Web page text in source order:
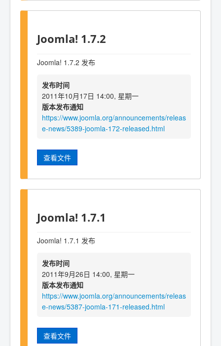
Joomla! 1.7.2
Joomla! 1.7.2 发布
发布时间
2011年10月17日 14:00, 星期一
版本发布通知
https://www.joomla.org/announcements/releas
e-news/5389-joomla-172-released.html
查看文件
Joomla! 1.7.1
Joomla! 1.7.1 发布
发布时间
2011年9月26日 14:00, 星期一
版本发布通知
https://www.joomla.org/announcements/releas
e-news/5387-joomla-171-released.html
查看文件